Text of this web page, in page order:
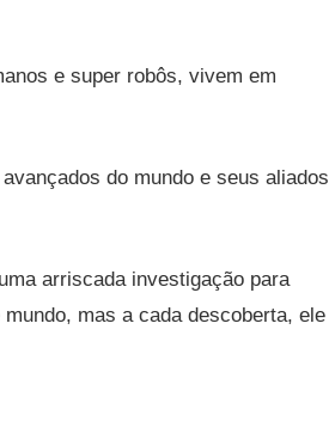
e super robôs, vivem em
do mundo e seus aliados
arriscada investigação para
mas a cada descoberta, ele